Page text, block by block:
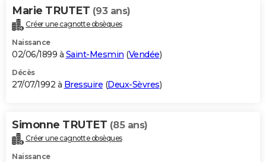
Marie TRUTET (93 ans)
Créer une cagnotte obsèques
Naissance
02/06/1899 à Saint-Mesmin (Vendée)
Décès
27/07/1992 à Bressuire (Deux-Sèvres)
Simonne TRUTET (85 ans)
Créer une cagnotte obsèques
Naissance